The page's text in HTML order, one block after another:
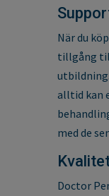
När du
tillgång
alltid kan
med de
Doctor